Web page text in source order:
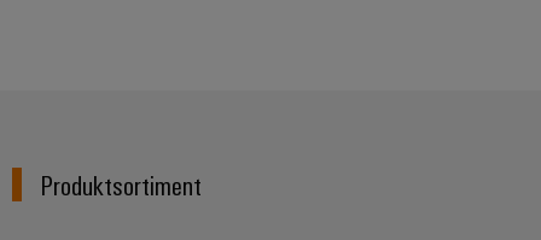
Produktsortiment